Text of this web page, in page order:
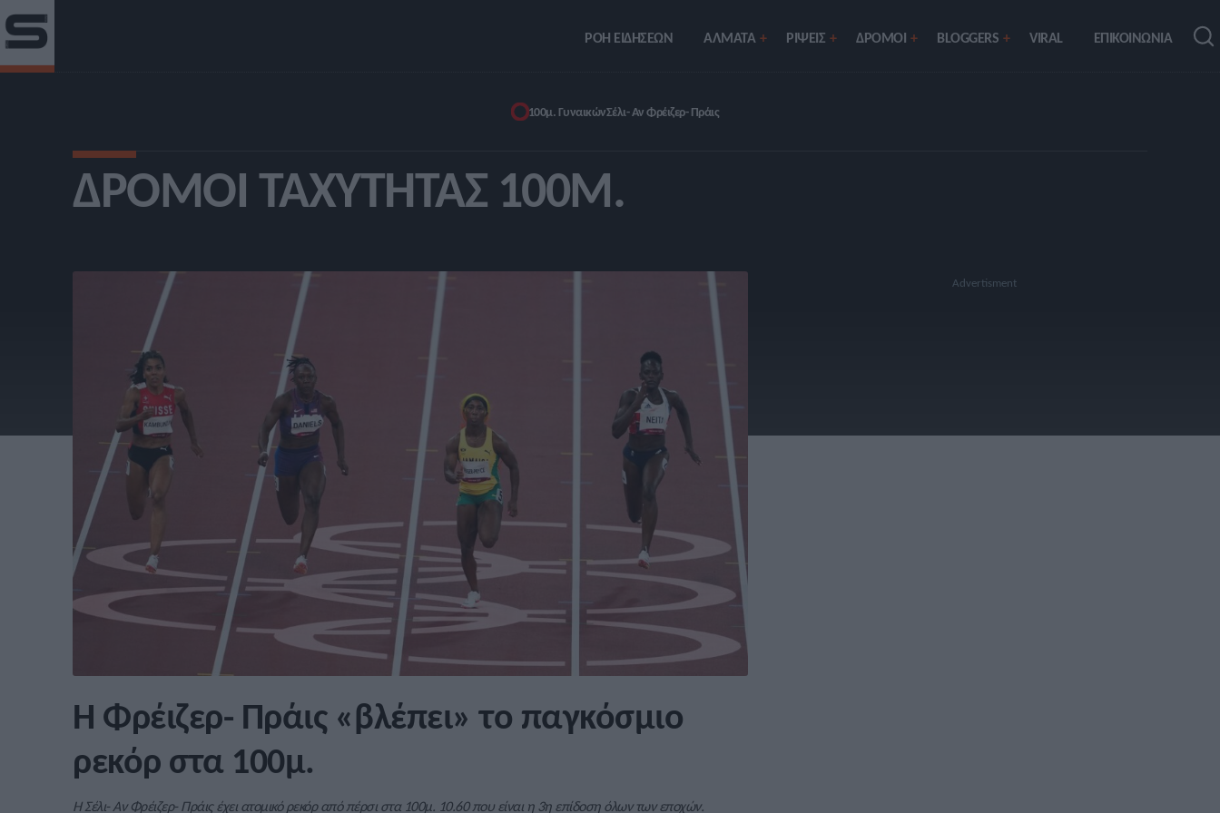
ΡΟΗ ΕΙΔΗΣΕΩΝ ΑΛΜΑΤΑ ΡIΨΕΙΣ ΔΡΟΜΟΙ BLOGGERS VIRAL ΕΠΙΚΟΙΝΩΝΙΑ
100μ. ΓυναικώνΣέλι- Αν Φρέιζερ- Πράις
ΔΡΌΜΟΙ ΤΑΧΎΤΗΤΑΣ 100Μ.
Η Φρέιζερ- Πράις «βλέπει» το παγκόσμιο
ρεκόρ στα 100μ.
Η Σέλι- Αν Φρέιζερ- Πράις έχει ατομικό ρεκόρ από πέρσι στα 100μ. 10.60 που είναι η 3η επίδοση όλων των εποχών.